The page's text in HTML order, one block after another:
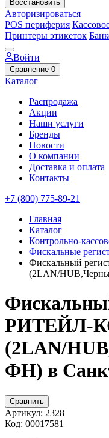
Восстановить
Авторизироваться
POS периферия
Принтеры этикеток
Войти
Сравнение 0
Каталог
Распродажа
Акции
Наши услуги
Бренды
Новости
О компании
Доставка и оплата
Контакты
+7 (800) 775-89-21
Главная
Каталог
Контрольно-
Фискальные
Фискальный
(2LAN/
РИТЕЙЛ-
(2LAN/
ФН) в
Сравнить
Артикул: 2328
Код: 00017581